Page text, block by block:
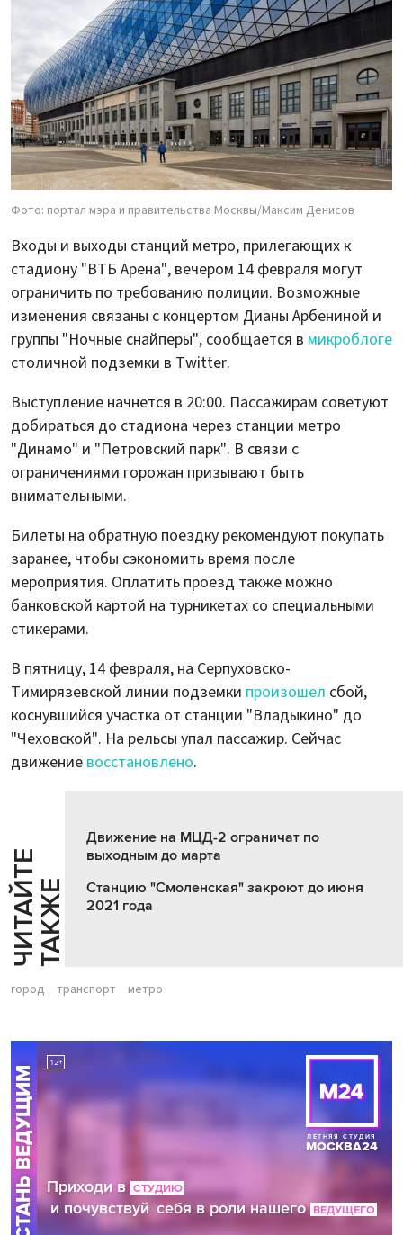
Фото: портал мэра и правительства Москвы/Максим Денисов
Входы и выходы станций метро, прилегающих к
стадиону "ВТБ Арена", вечером 14 февраля могут
ограничить по требованию полиции. Возможные
изменения связаны с концертом Дианы Арбениной и
группы "Ночные снайперы", сообщается в микроблоге
столичной подземки в Twitter.
Выступление начнется в 20:00. Пассажирам советуют
добираться до стадиона через станции метро
"Динамо" и "Петровский парк". В связи с
ограничениями горожан призывают быть
внимательными.
Билеты на обратную поездку рекомендуют покупать
заранее, чтобы сэкономить время после
мероприятия. Оплатить проезд также можно
банковской картой на турникетах со специальными
стикерами.
В пятницу, 14 февраля, на Серпуховско-
Тимирязевской линии подземки произошел сбой,
коснувшийся участка от станции "Владыкино" до
"Чеховской". На рельсы упал пассажир. Сейчас
движение восстановлено.
Ч
И
Т
АЙ
Т
Е
Т
А
К
ЖЕ
Движение на МЦД-2 ограничат по
выходным до марта
Станцию "Смоленская" закроют до июня
2021 года
город транспорт метро